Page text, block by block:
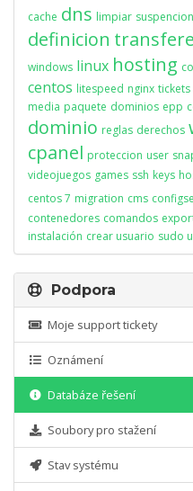
cache dns limpiar suspencion
definicion
windows linux hosting
centos litespeed nginx tickets
media paquete dominios epp
dominio reglas derechos
cpanel proteccion user
videojuegos games ssh keys
centos 7 migration cms
contenedores comandos
instalación crear usuario sudo
Podpora
Moje support tickety
Oznámení
Databáze řešení
Soubory pro stažení
Stav systému